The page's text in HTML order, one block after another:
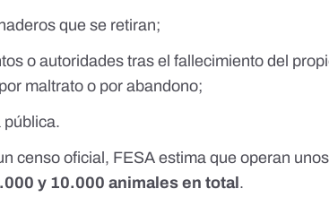
que se retiran;
o autoridades tras el fallecimiento del
maltrato o por abandono;
pública.
censo oficial, FESA estima que operan
y 10.000 animales en total .